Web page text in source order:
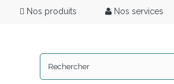
Nos produits Nos services